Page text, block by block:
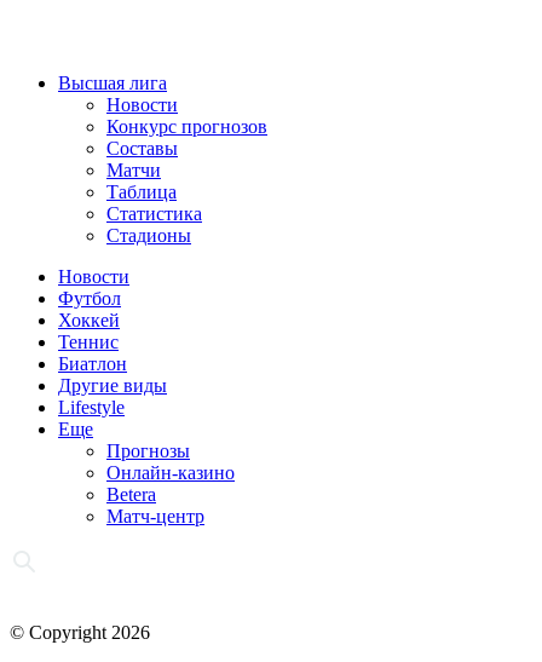
Высшая лига
Новости
Конкурс прогнозов
Составы
Матчи
Таблица
Статистика
Стадионы
Новости
Футбол
Хоккей
Теннис
Биатлон
Другие виды
Lifestyle
Еще
Прогнозы
Онлайн-казино
Betera
Матч-центр
© Copyright 2026